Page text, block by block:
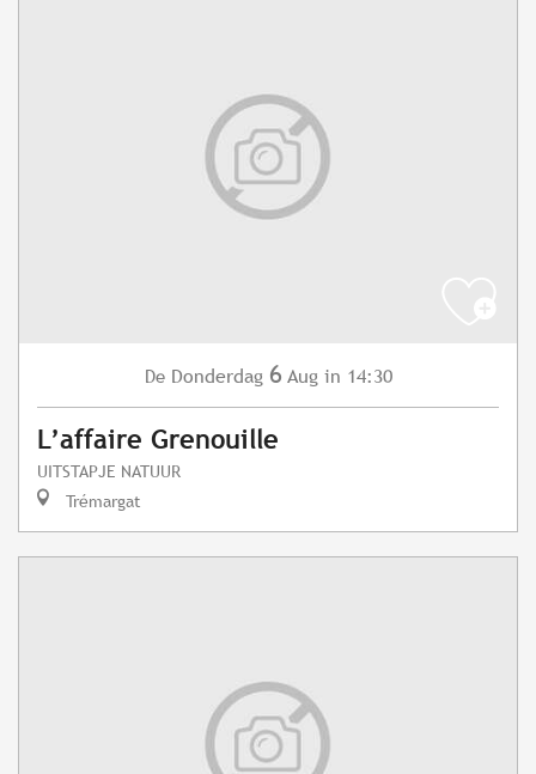
De Donderdag 6 Aug in 14:30
L’affaire Grenouille
UITSTAPJE NATUUR
Trémargat